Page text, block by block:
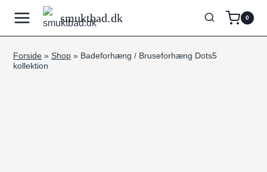
indhold
smuktbad.dk 0
Forside » Shop » Badeforhæng / Bruseforhæng Dots5
kollektion